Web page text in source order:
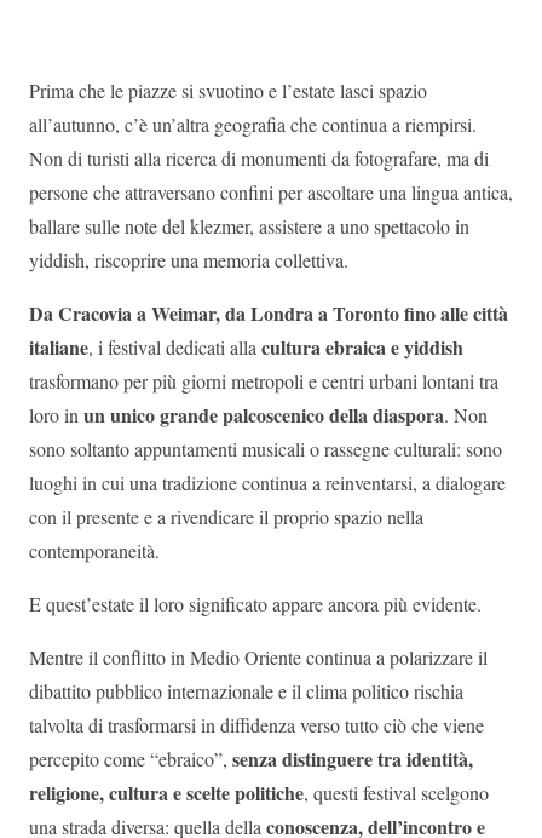
Prima che le piazze si svuotino e l’estate lasci spazio
all’autunno, c’è un’altra geografia che continua a riempirsi.
Non di turisti alla ricerca di monumenti da fotografare, ma di
persone che attraversano confini per ascoltare una lingua antica,
ballare sulle note del klezmer, assistere a uno spettacolo in
yiddish, riscoprire una memoria collettiva.
Da Cracovia a Weimar, da Londra a Toronto fino alle città
italiane, i festival dedicati allacultura ebraica e yiddish
trasformano per più giorni metropoli e centri urbani lontani tra
loro inun unico grande palcoscenico della diaspora. Non
sono soltanto appuntamenti musicali o rassegne culturali: sono
luoghi in cui una tradizione continua a reinventarsi, a dialogare
con il presente e a rivendicare il proprio spazio nella
contemporaneità.
E quest’estate il loro significato appare ancora più evidente.
Mentre il conflitto in Medio Oriente continua a polarizzare il
dibattito pubblico internazionale e il clima politico rischia
talvolta di trasformarsi in diffidenza verso tutto ciò che viene
percepito come “ebraico”, senza distinguere tra identità,
religione, cultura e scelte politiche, questi festival scelgono
una strada diversa: quella dellaconoscenza, dell’incontro e